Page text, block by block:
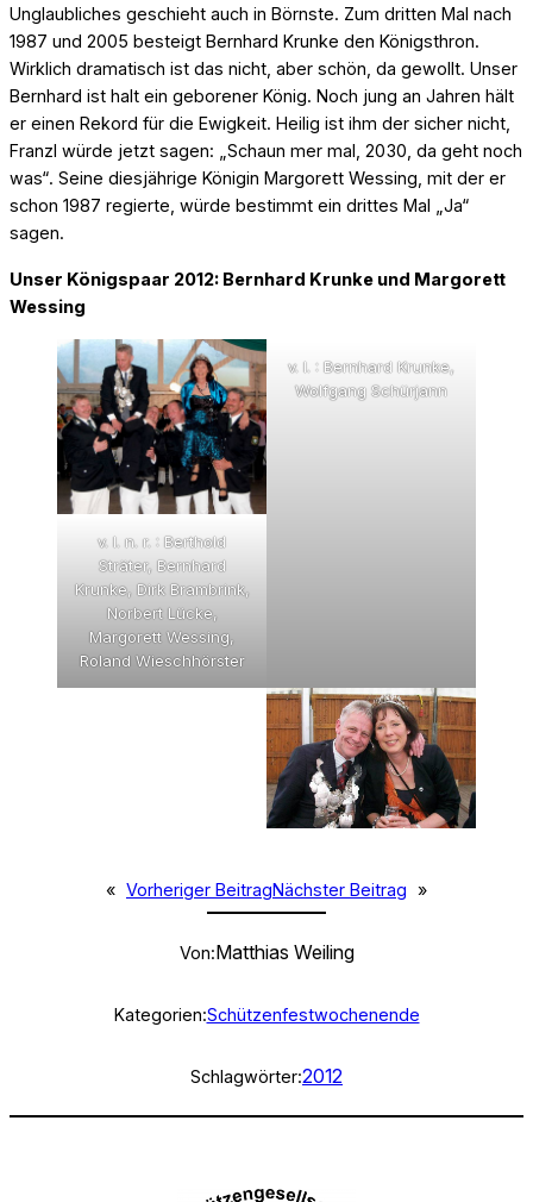
Unglaubliches geschieht auch in Börnste. Zum dritten Mal nach
1987 und 2005 besteigt Bernhard Krunke den Königsthron.
Wirklich dramatisch ist das nicht, aber schön, da gewollt. Unser
Bernhard ist halt ein geborener König. Noch jung an Jahren hält
er einen Rekord für die Ewigkeit. Heilig ist ihm der sicher nicht,
Franzl würde jetzt sagen: „Schaun mer mal, 2030, da geht noch
was“. Seine diesjährige Königin Margorett Wessing, mit der er
schon 1987 regierte, würde bestimmt ein drittes Mal „Ja“
sagen.
Unser Königspaar 2012: Bernhard Krunke und Margorett
Wessing
v. l. n. r. : Berthold
Sträter, Bernhard
Krunke, Dirk Brambrink,
Norbert Lücke,
Margorett Wessing,
Roland Wieschhörster
v. l. : Bernhard Krunke,
Wolfgang Schürjann
« Vorheriger BeitragNächster Beitrag »
Von:Matthias Weiling
Kategorien:Schützenfestwochenende
Schlagwörter:2012